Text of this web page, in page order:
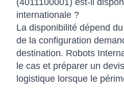
(4011100001) est-il
internationale ?
La disponibilité dépend
de la configuration
destination. Robots
le cas et préparer un
logistique lorsque le